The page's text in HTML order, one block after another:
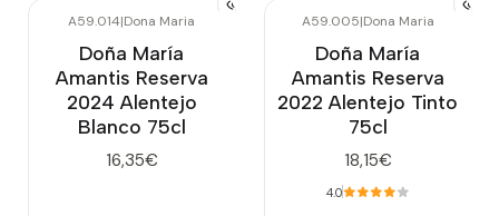
A59.014|Dona Maria
Doña María
Amantis Reserva
2024 Alentejo
Blanco 75cl
16,35€
A59.005|Dona Maria
Doña María
Amantis Reserva
2022 Alentejo Tinto
75cl
18,15€
4.0